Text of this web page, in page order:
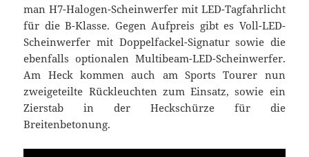
man H7-Halogen-Scheinwerfer mit LED-Tagfahrlicht
für die B-Klasse. Gegen Aufpreis gibt es Voll-LED-
Scheinwerfer mit Doppelfackel-Signatur sowie die
ebenfalls optionalen Multibeam-LED-Scheinwerfer.
Am Heck kommen auch am Sports Tourer nun
zweigeteilte Rückleuchten zum Einsatz, sowie ein
Zierstab in der Heckschürze für die
Breitenbetonung.